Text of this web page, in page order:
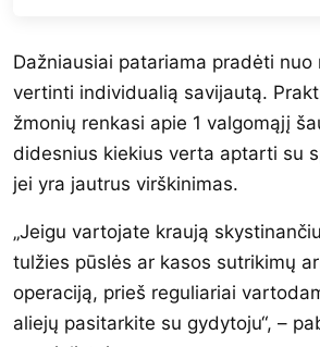
Dažniausiai patariama pradėti nuo
vertinti individualią savijautą.
žmonių renkasi apie 1 valgomąjį
didesnius kiekius verta aptarti su
jei yra jautrus virškinimas.
„Jeigu vartojate kraują
tulžies pūslės ar kasos sutrikimų
operaciją, prieš reguliariai
aliejų pasitarkite su gydytoju“, –